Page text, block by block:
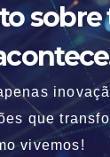
que
vivemos!